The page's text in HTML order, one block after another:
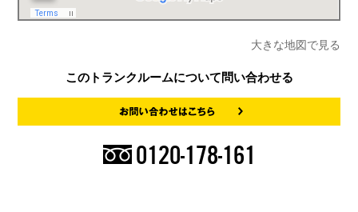
大きな地図で見る
このトランクルームについて問い合わせる
0120-178-161